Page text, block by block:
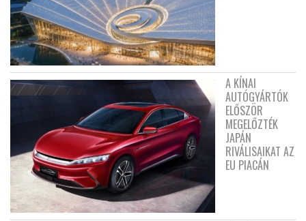
A KÍNAI
AUTÓGYÁRTÓK
ELŐSZÖR
MEGELŐZTÉK
JAPÁN
RIVÁLISAIKAT AZ
EU PIACÁN